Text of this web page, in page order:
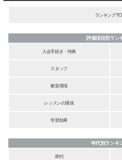
ランキング
評価項目別ラン
入会手続き・特典
スタッフ
教室環境
レッスンの環境
学習効果
年代別ランキ
20代